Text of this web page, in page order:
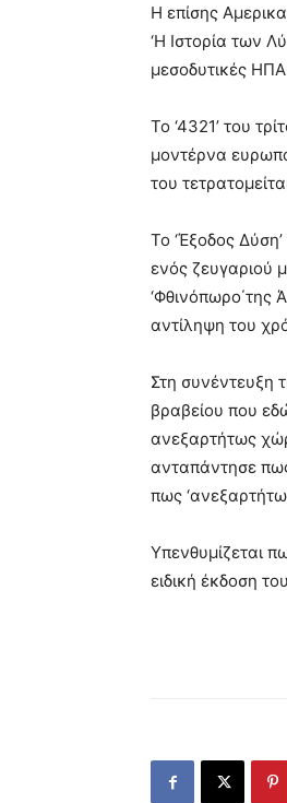
Η επίσης
‘Η Ιστορία των
μεσοδυτικές
Το ‘4321’ του
μοντέρνα
του
Το ‘Έξοδος
ενός ζευγαριού
‘Φθινόπωρο΄της
αντίληψη του
Στη συνέντευξη
βραβείου που
ανεξαρτήτως
ανταπάντησε
πως
Υπενθυμίζεται
ειδική έκδοση